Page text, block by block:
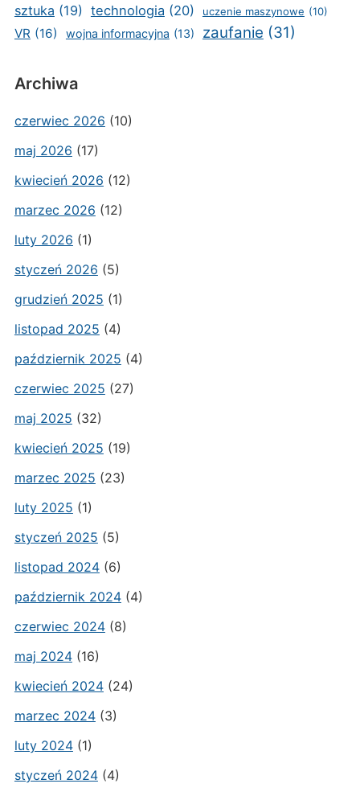
sztuka (19) technologia (20) uczenie maszynowe (10)
VR (16) wojna informacyjna (13) zaufanie (31)
Archiwa
czerwiec 2026 (10)
maj 2026 (17)
kwiecień 2026 (12)
marzec 2026 (12)
luty 2026 (1)
styczeń 2026 (5)
grudzień 2025 (1)
listopad 2025 (4)
październik 2025 (4)
czerwiec 2025 (27)
maj 2025 (32)
kwiecień 2025 (19)
marzec 2025 (23)
luty 2025 (1)
styczeń 2025 (5)
listopad 2024(6)
październik 2024(4)
czerwiec 2024(8)
maj 2024(16)
kwiecień 2024(24)
marzec 2024(3)
luty 2024(1)
styczeń 2024(4)